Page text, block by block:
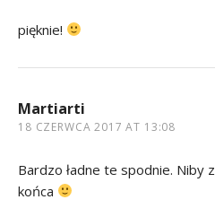
pięknie!
Martiarti
18 CZERWCA 2017 AT 13:08
Bardzo ładne te spodnie. Niby
końca